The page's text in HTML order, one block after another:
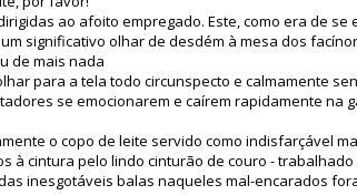
ao afoito empregado. Este, como era de
significativo olhar de desdém à mesa dos
de mais nada
para a tela todo circunspecto e calmamente
se emocionarem e caírem rapidamente na
o copo de leite servido como indisfarçável
à cintura pelo lindo cinturão de couro -
inesgotáveis balas naqueles mal-encarados